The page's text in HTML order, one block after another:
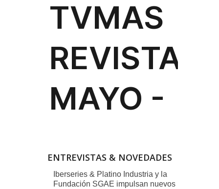
ENTREVISTAS & NOVEDADES
Iberseries & Platino Industria y la
Fundación SGAE impulsan nuevos